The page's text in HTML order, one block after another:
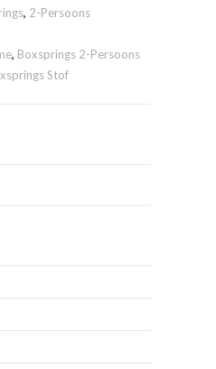
, 2-Persoons
, Boxsprings 2-Persoons
Stof